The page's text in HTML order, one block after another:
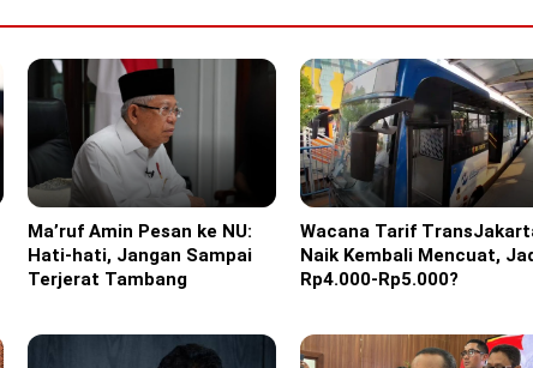
Headline
Ma’ruf Amin Pesan ke NU:
Hati-hati, Jangan Sampai
Terjerat Tambang
Headline
Wacana Tarif
Naik Kembali Mencuat,
Rp4.000-Rp5.000?